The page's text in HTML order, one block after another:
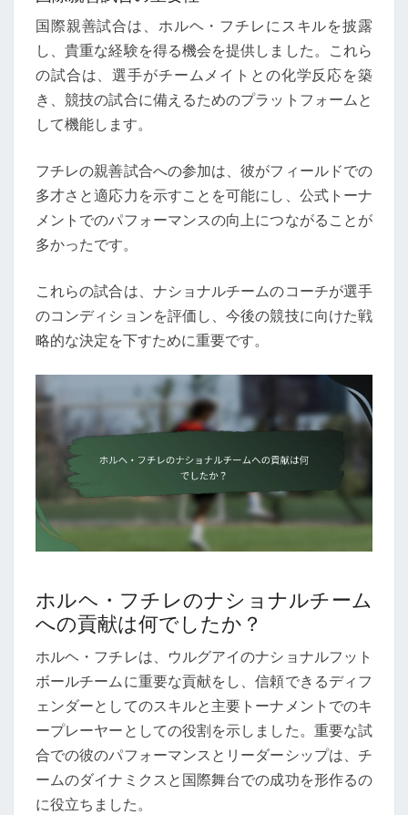
国際親善試合は、ホルヘ・フチレにスキルを披露
し、貴重な経験を得る機会を提供しました。これら
の試合は、選手がチームメイトとの化学反応を築
き、競技の試合に備えるためのプラットフォームと
して機能します。
フチレの親善試合への参加は、彼がフィールドでの
多才さと適応力を示すことを可能にし、公式トーナ
メントでのパフォーマンスの向上につながることが
多かったです。
これらの試合は、ナショナルチームのコーチが選手
のコンディションを評価し、今後の競技に向けた戦
略的な決定を下すために重要です。
ホルヘ・フチレのナショナルチーム
への貢献は何でしたか？
ホルヘ・フチレは、ウルグアイのナショナルフット
ボールチームに重要な貢献をし、信頼できるディフ
ェンダーとしてのスキルと主要トーナメントでのキ
ープレーヤーとしての役割を示しました。重要な試
合での彼のパフォーマンスとリーダーシップは、チ
ームのダイナミクスと国際舞台での成功を形作るの
に役立ちました。